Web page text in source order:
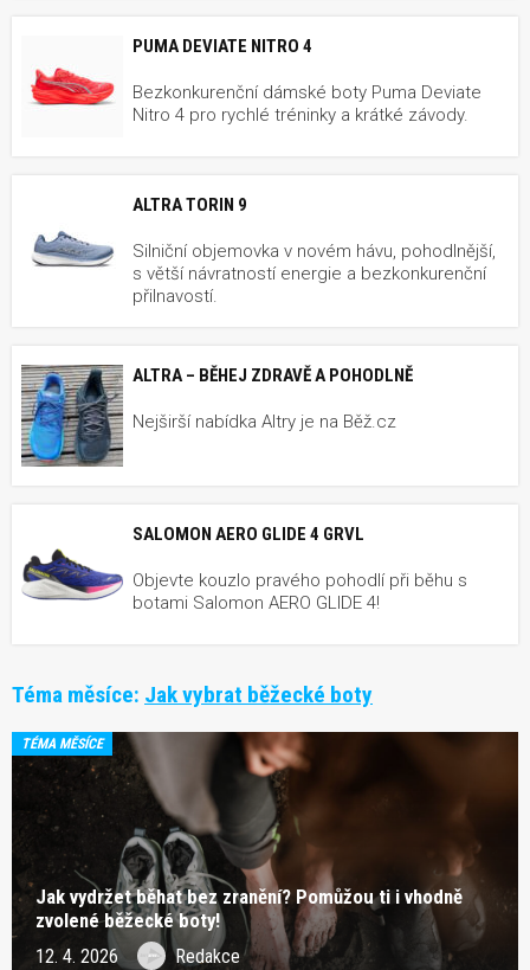
PUMA DEVIATE NITRO 4
Bezkonkurenční dámské boty Puma Deviate
Nitro 4 pro rychlé tréninky a krátké závody.
ALTRA TORIN 9
Silniční objemovka v novém hávu, pohodlnější,
s větší návratností energie a bezkonkurenční
přilnavostí.
ALTRA – BĚHEJ ZDRAVĚ A POHODLNĚ
Nejširší nabídka Altry je na Běž.cz
SALOMON AERO GLIDE 4 GRVL
Objevte kouzlo pravého pohodlí při běhu s
botami Salomon AERO GLIDE 4!
Téma měsíce: Jak vybrat běžecké boty
TÉMA MĚSÍCE
Jak vydržet běhat bez zranění? Pomůžou ti i vhodně
zvolené běžecké boty!
12. 4. 2026 Redakce